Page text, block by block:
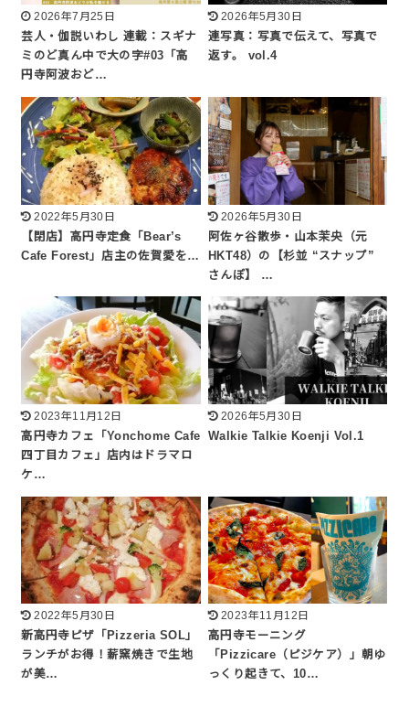
2026年7月25日
芸人・伽説いわし 連載：スギナ
ミのど真ん中で大の字#03「高
円寺阿波おど…
2026年5月30日
連写真：写真で伝えて、写真で
返す。 vol.4
2022年5月30日
【閉店】高円寺定食「Bear’s
Cafe Forest」店主の佐賀愛を…
2026年5月30日
阿佐ヶ谷散歩・山本茉央（元
HKT48）の【杉並 “スナップ”
さんぽ】 …
2023年11月12日
高円寺カフェ「Yonchome Cafe
四丁目カフェ」店内はドラマロ
ケ…
2026年5月30日
Walkie Talkie Koenji Vol.1
2022年5月30日
新高円寺ピザ「Pizzeria SOL」
ランチがお得！薪窯焼きで生地
が美…
2023年11月12日
高円寺モーニング
「Pizzicare（ピジケア）」朝ゆ
っくり起きて、10…